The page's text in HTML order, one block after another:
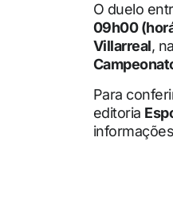
O duelo
09h00
Villarreal, na
Para
editoria